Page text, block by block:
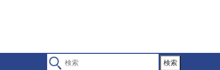
検索